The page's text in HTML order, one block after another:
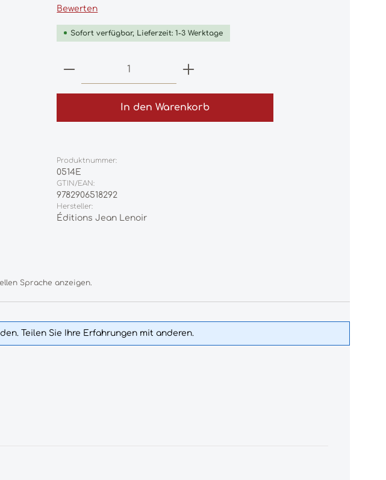
Durchschnittliche Bewertung von 0 von 5 Sternen
Bewerten
Sofort verfügbar, Lieferzeit: 1-3 Werktage
Produkt Anzahl: Gib den gewünschten
In den Warenkorb
Produktnummer:
0514E
GTIN/EAN:
9782906518292
Hersteller:
Éditions Jean Lenoir
Sprache anzeigen.
Teilen Sie Ihre Erfahrungen mit anderen.